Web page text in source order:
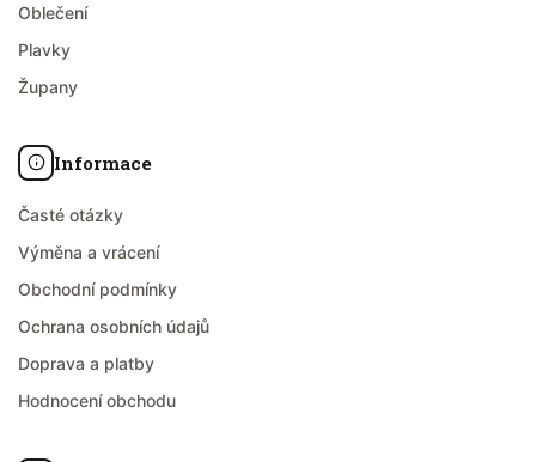
Oblečení
Plavky
Župany
Informace
Časté otázky
Výměna a vrácení
Obchodní podmínky
Ochrana osobních údajů
Doprava a platby
Hodnocení obchodu